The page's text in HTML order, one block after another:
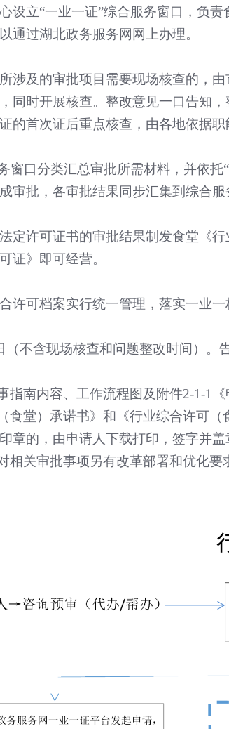
设立“一业一证”综合服务窗口，负责
通过湖北政务服务网网上办理。
涉及的审批项目需要现场核查的，
同时开展核查。整改意见一口告知，
的首次证后重点核查，由各地依据
窗口分类汇总审批所需材料，并依托“
审批，各审批结果同步汇集到综合服
定许可证书的审批结果制发食堂《
证》即可经营。
许可档案实行统一管理，落实一业
（不含现场核查和问题整改时间）。
指南内容、工作流程图及附件2-1-1
食堂）承诺书》和《行业综合许可
章的，由申请人下载打印，签字并盖
相关审批事项另有改革部署和优化要